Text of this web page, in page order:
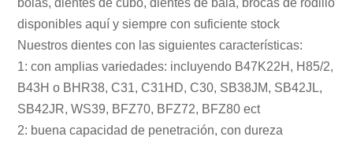
bolas, dientes de cubo, dientes de bala, brocas de rodillo
disponibles aquí y siempre con suficiente stock
Nuestros dientes con las siguientes características:
1: con amplias variedades: incluyendo B47K22H, H85/2,
B43H o BHR38, C31, C31HD, C30, SB38JM, SB42JL,
SB42JR, WS39, BFZ70, BFZ72, BFZ80 ect
2: buena capacidad de penetración, con dureza